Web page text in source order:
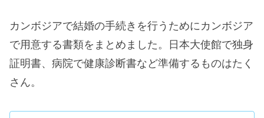
カンボジアで結婚の手続きを行うためにカンボジア
で用意する書類をまとめました。日本大使館で独身
証明書、病院で健康診断書など準備するものはたく
さん。